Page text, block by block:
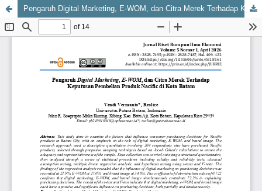
Pengaruh Digital Marketing, E-WOM, dan Citra Merek Terhadap Keputusan Pembelian Produk Nacific di Kota Batam